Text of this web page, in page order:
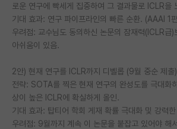
특수/전문대학원 게시판
반도체/AI 게시판
장학금/장학생 게시판
학술 정보 게시판
홍보 게시판
로운 연구에 빡세게 집중하여 그 결과물로 ICLR을
기대 효과: 연구 파이프라인의 빠른 순환. (AAAI 1
우려점: 교수님도 동의하신 논문의 잠재력(ICLR급
아쉬움이 있음.
2안) 현재 연구를 ICLR까지 디벨롭 (9월 중순 제출)
전략: SOTA를 찍은 현재 연구의 완성도를 극대화
상이 높은 ICLR에 확실하게 올인.
기대 효과: 탑티어 학회 게재 확률 극대화 및 강력
우려점: 9월까지 계속 이 논문을 붙잡고 있어야 해